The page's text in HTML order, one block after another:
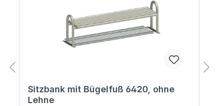
Sitzbank mit Bügelfuß 6420, ohne
Lehne